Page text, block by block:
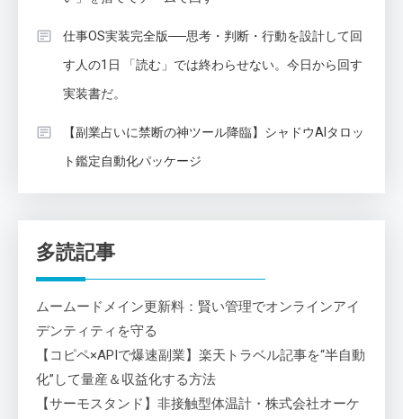
仕事OS実装完全版──思考・判断・行動を設計して回
す人の1日 「読む」では終わらせない。今日から回す
実装書だ。
【副業占いに禁断の神ツール降臨】シャドウAIタロッ
ト鑑定自動化パッケージ
多読記事
ムームードメイン更新料：賢い管理でオンラインアイ
デンティティを守る
【コピペ×APIで爆速副業】楽天トラベル記事を“半自動
化”して量産＆収益化する方法
【サーモスタンド】非接触型体温計・株式会社オーケ